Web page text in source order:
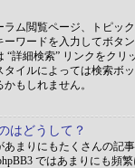
ラム閲覧ページ、トピッ
ーワードを入力してボタ
“詳細検索” リンクをクリ
タイルによっては検索ボ
もしれません。
はどうして？
あまりにもたくさんの記
ではあまりにも頻